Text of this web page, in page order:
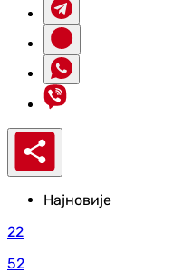
Најновије
22
52